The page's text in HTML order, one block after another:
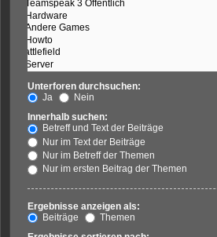
Unterforen durchsuchen:
Ja
Nein
Innerhalb suchen:
Betreff und Text der Beiträge
Nur im Text der Beiträge
Nur im Betreff der Themen
Nur im ersten Beitrag der Themen
Ergebnisse anzeigen als:
Beiträge
Themen